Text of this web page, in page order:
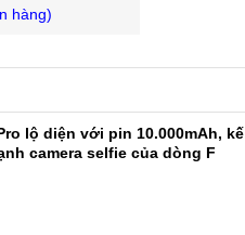
hàng)
lộ diện với pin 10.000mAh, kế
camera selfie của dòng F